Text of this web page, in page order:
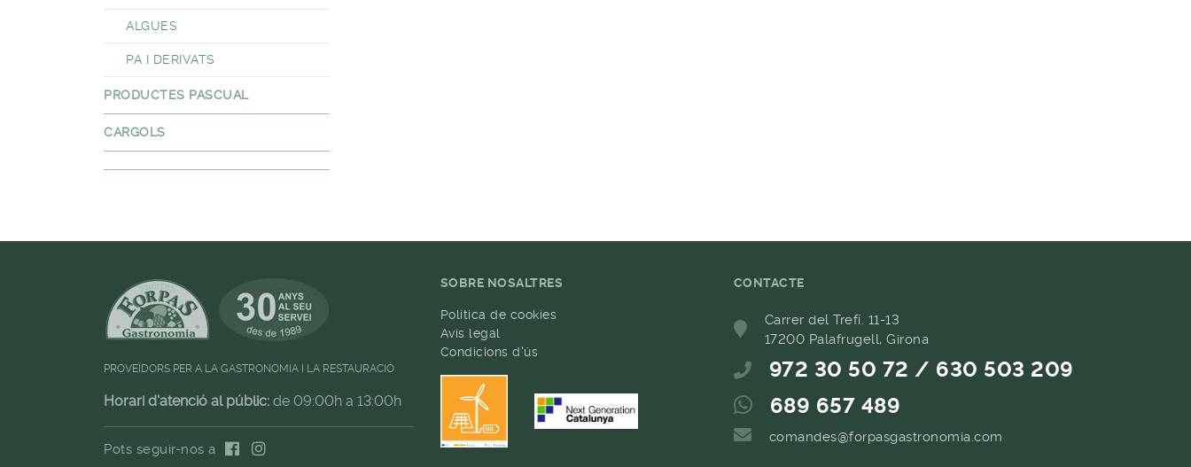
ALGUES
PA I DERIVATS
PRODUCTES PASCUAL
CARGOLS
PROVEÏDORS PER A LA GASTRONOMIA I LA RESTAURACIÓ
Horari d'atenció al públic: de 09:00h a 13:00h
Pots seguir-nos a
SOBRE NOSALTRES
Política de cookies
Avís legal
Condicions d'ús
CONTACTE
Carrer del Trefí. 11-13
17200 Palafrugell, Girona
972 30 50 72 / 630 503 209
689 657 489
comandes@forpasgastronomia.com